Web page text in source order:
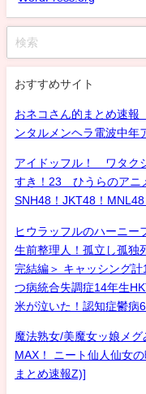
おすすめサイト
おネコさん的まとめ速
ンタルメンヘラ電波中年
アイドッフル！ ワタク
すき！23 ひうらのアニ
SNH48！JKT48！
ヒウラッフルのハーニー
生前整理人！孤立し孤独
完結編＞ キャッシング
つ病統合失調症14年生
米が泣いた！認知症鬱病
魔法熟女/美魔女ッ娘メ
MAX！ ニート仙人仙女
まとめ速報Z)]